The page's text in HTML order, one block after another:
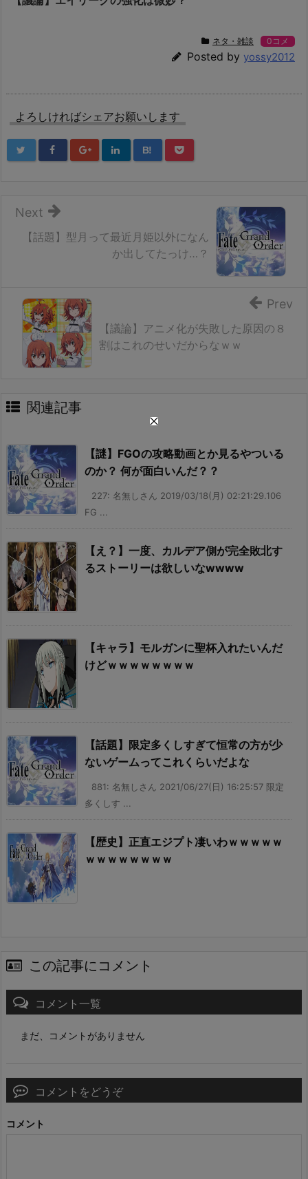
ネタ・雑談 0コメ
Posted by yossy2012
よろしければシェアお願いします
B!
【話題】型月って最近月姫以外になん
か出してたっけ…？
Next
【議論】アニメ化が失敗した原因の８
割はこれのせいだからなｗｗ
Prev
関連記事
【謎】FGOの攻略動画とか見るやついる
のか？ 何が面白いんだ？？
227: 名無しさん 2019/03/18(月) 02:21:29.106
FG ...
【え？】一度、カルデア側が完全敗北す
るストーリーは欲しいなwwww
【キャラ】モルガンに聖杯入れたいんだ
けどｗｗｗｗｗｗｗｗ
【話題】限定多くしすぎて恒常の方が少
ないゲームってこれくらいだよな
881: 名無しさん 2021/06/27(日) 16:25:57 限定
多くしす ...
【歴史】正直エジプト凄いわｗｗｗｗｗ
ｗｗｗｗｗｗｗｗ
この記事にコメント
コメント一覧
まだ、コメントがありません
コメントをどうぞ
コメント